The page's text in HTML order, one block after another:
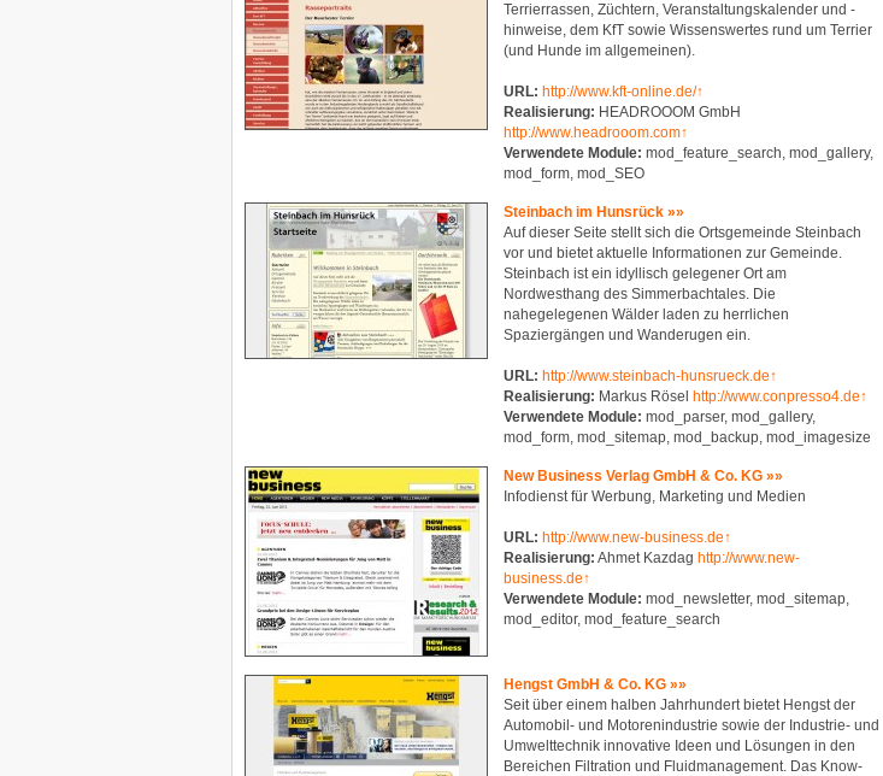
Terrierrassen, Züchtern, Veranstaltungskalender und -
hinweise, dem KfT sowie Wissenswertes rund um Terrier
(und Hunde im allgemeinen).
URL: http://www.kft-online.de/↑
Realisierung: HEADROOOM GmbH
http://www.headrooom.com↑
Verwendete Module: mod_feature_search, mod_gallery,
mod_form, mod_SEO
Steinbach im Hunsrück »»
Auf dieser Seite stellt sich die Ortsgemeinde Steinbach
vor und bietet aktuelle Informationen zur Gemeinde.
Steinbach ist ein idyllisch gelegener Ort am
Nordwesthang des Simmerbachtales. Die
nahegelegenen Wälder laden zu herrlichen
Spaziergängen und Wanderugen ein.
URL: http://www.steinbach-hunsrueck.de↑
Realisierung: Markus Rösel http://www.conpresso4.de↑
Verwendete Module: mod_parser, mod_gallery,
mod_form, mod_sitemap, mod_backup, mod_imagesize
New Business Verlag GmbH & Co. KG »»
Infodienst für Werbung, Marketing und Medien
URL: http://www.new-business.de↑
Realisierung: Ahmet Kazdag http://www.new-
business.de↑
Verwendete Module: mod_newsletter, mod_sitemap,
mod_editor, mod_feature_search
Hengst GmbH & Co. KG »»
Seit über einem halben Jahrhundert bietet Hengst der
Automobil- und Motorenindustrie sowie der Industrie- und
Umwelttechnik innovative Ideen und Lösungen in den
Bereichen Filtration und Fluidmanagement. Das Know-